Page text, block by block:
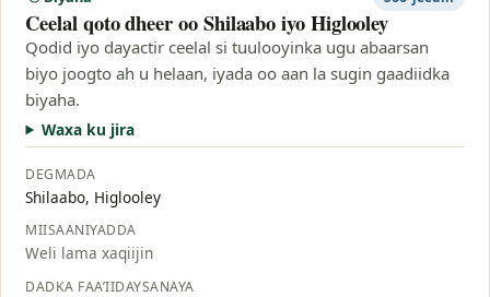
Ceelal qoto dheer oo Shilaabo iyo Higlooley
Qodid iyo dayactir ceelal si tuulooyinka ugu abaarsan
biyo joogto ah u helaan, iyada oo aan la sugin gaadiidka
biyaha.
Waxa ku jira
DEGMADA
Shilaabo, Higlooley
MIISAANIYADDA
Weli lama xaqiijin
DADKA FAA’IIDAYSANAYA